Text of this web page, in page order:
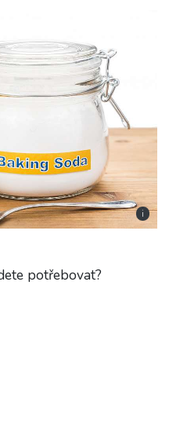
i
potřebovat?